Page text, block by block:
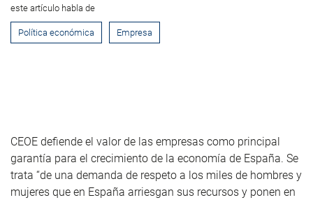
este artículo habla de
Política económica Empresa
CEOE defiende el valor de las empresas como principal
garantía para el crecimiento de la economía de España. Se
trata “de una demanda de respeto a los miles de hombres y
mujeres que en España arriesgan sus recursos y ponen en